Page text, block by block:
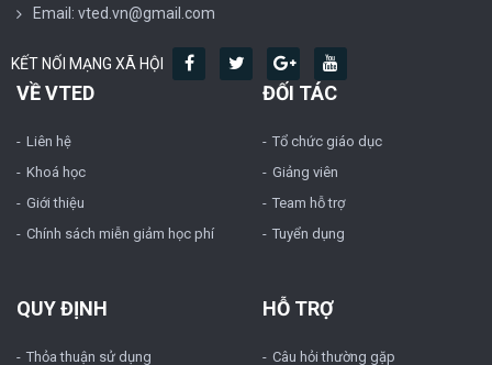
Email: vted.vn@gmail.com
KẾT NỐI MẠNG XÃ HỘI
VỀ VTED
Liên hệ
Khoá học
Giới thiệu
Chính sách miễn giảm học phí
ĐỐI TÁC
Tổ chức giáo dục
Giảng viên
Team hỗ trợ
Tuyển dụng
QUY ĐỊNH
Thỏa thuận sử dụng
HỖ TRỢ
Câu hỏi thường gặp